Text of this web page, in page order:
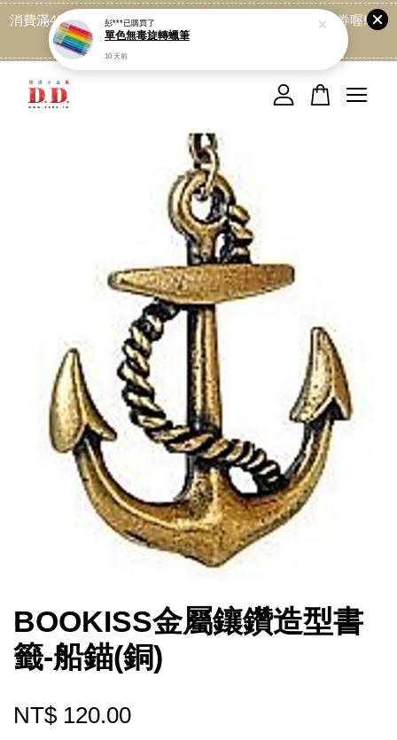
消費滿499免運喔, 記得加LINE:@dede168 領取專屬折扣券喔!
點我
BOOKISS金屬鑲鑽造型書
籤-船錨(銅)
NT$ 120.00
您的購物車目前還是空的。
繼續購物